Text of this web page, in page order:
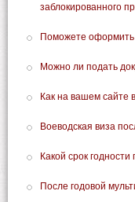
заблокированного
Поможете оформить
Можно ли подать
Как на вашем сайте
Воеводская виза
Какой срок
После годовой